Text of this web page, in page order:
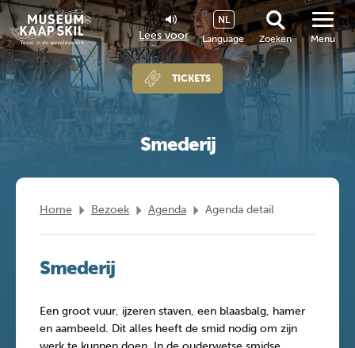
Lees voor Language
NL
Zoeken
TICKETS
Menu
Smederij
Home Bezoek Agenda Agenda detail
Smederij
Een groot vuur, ijzeren staven, een blaasbalg, hamer
en aambeeld. Dit alles heeft de smid nodig om zijn